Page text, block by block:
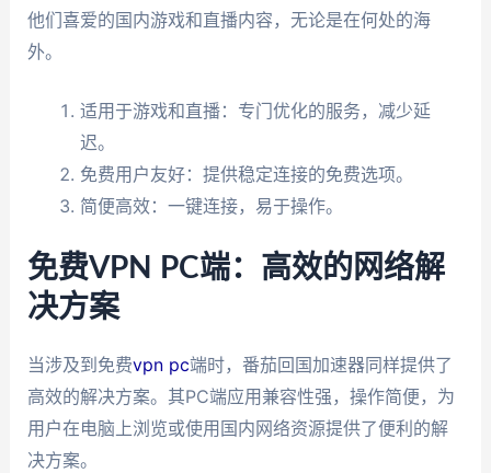
他们喜爱的国内游戏和直播内容，无论是在何处的海
外。
适用于游戏和直播：专门优化的服务，减少延
迟。
免费用户友好：提供稳定连接的免费选项。
简便高效：一键连接，易于操作。
免费VPN PC端：高效的网络解
决方案
当涉及到免费vpn pc端时，番茄回国加速器同样提供了
高效的解决方案。其PC端应用兼容性强，操作简便，为
用户在电脑上浏览或使用国内网络资源提供了便利的解
决方案。